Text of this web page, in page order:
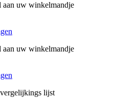
aan uw winkelmandje
aan uw winkelmandje
lijst